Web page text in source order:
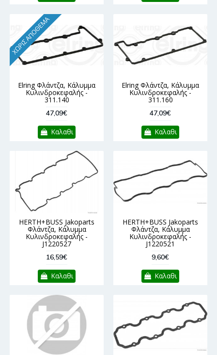
ΧΩΡΊΣ ΑΠΌΘΕΜΑ
Elring Φλάντζα, Κάλυμμα
Κυλινδροκεφαλής -
311.140
47,09€
Καλαθι
Elring Φλάντζα, Κάλυμμα
Κυλινδροκεφαλής -
311.160
47,09€
Καλαθι
HERTH+BUSS Jakoparts
Φλάντζα, Κάλυμμα
Κυλινδροκεφαλής -
J1220527
16,59€
Καλαθι
HERTH+BUSS Jakoparts
Φλάντζα, Κάλυμμα
Κυλινδροκεφαλής -
J1220521
9,60€
Καλαθι